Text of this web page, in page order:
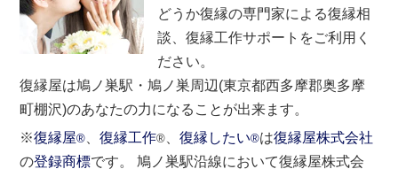
どうか復縁の専門家による復縁相
談、復縁工作サポートをご利用く
ださい。
復縁屋は鳩ノ巣駅・鳩ノ巣周辺(東京都西多摩郡奥多摩
町棚沢)のあなたの力になることが出来ます。
※復縁屋® 、復縁工作® 、復縁したい®は復縁屋株式会社
の登録商標です。 鳩ノ巣駅沿線において復縁屋株式会